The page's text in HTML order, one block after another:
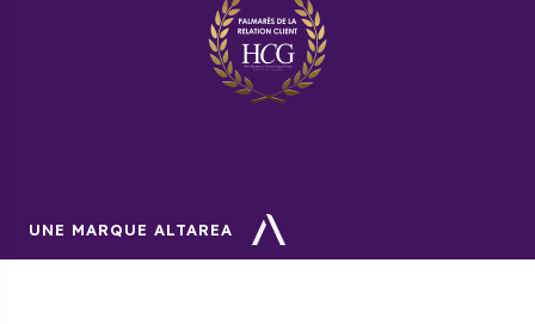
Certains dispositifs sont cumulables entre eux. Le PTZ, le
PAL et le PAS sont par exemple cumulables avec l’accession
Foire aux questions
UNE MARQUE ALTAREA